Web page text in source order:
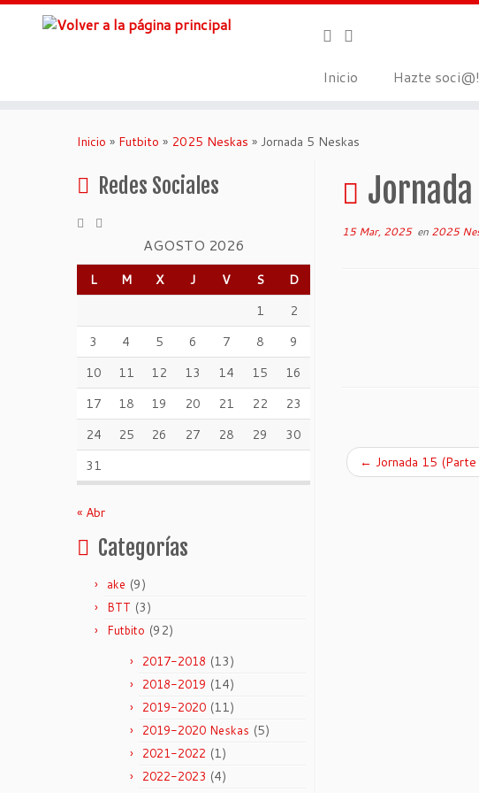
Inicio Hazte soci@!
Inicio » Futbito » 2025 Neskas » Jornada 5 Neskas
Redes Sociales
AGOSTO 2026
L M X J V S
D
1
2
3
4 5 6 7 8
9
10
11 12 13 14 15
16
17
18 19 20 21 22
23
24
25 26 27 28 29
30
31
« Abr
Categorías
ake (9)
BTT (3)
Futbito (92)
2017-2018 (13)
2018-2019 (14)
2019-2020 (11)
2019-2020 Neskas (5)
2021-2022 (1)
2022-2023 (4)
15 Mar, 2025en 2025
← Jornada 15